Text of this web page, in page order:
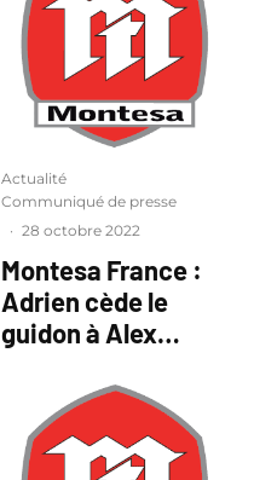
Actualité
Communiqué de presse
· 28 octobre 2022
Montesa France :
Adrien cède le
guidon à Alex…